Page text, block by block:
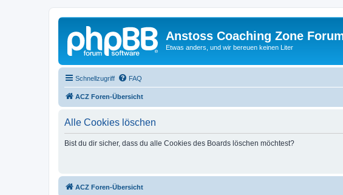
Anstoss Coaching Zone
Etwas anders, und wir bereuen keinen Liter
Schnellzugriff FAQ
ACZ Foren-Übersicht
Alle Cookies löschen
Bist du dir sicher, dass du alle Cookies des Boards löschen möchtest?
ACZ Foren-Übersicht